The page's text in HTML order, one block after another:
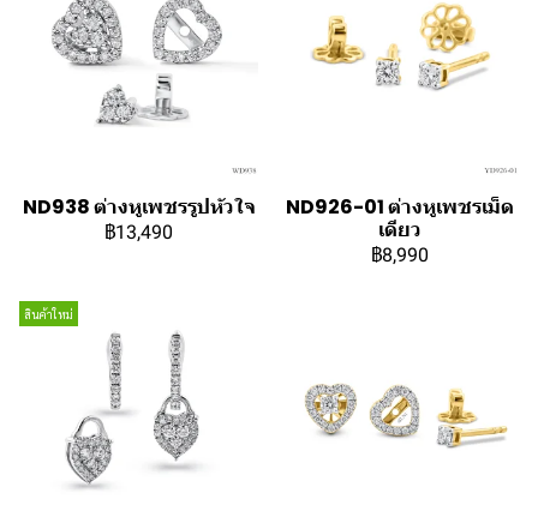
ND938 ต่างหูเพชรรูปหัวใจ
฿13,490
ND926-01 ต่างหูเพชรเม็ด
เดียว
฿8,990
สินค้าใหม่